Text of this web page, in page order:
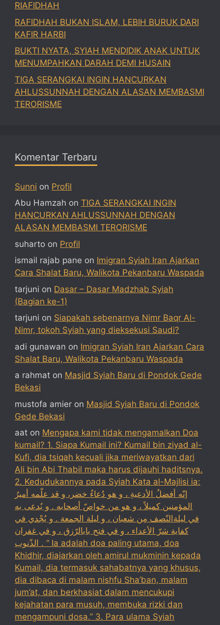
RIAFIDHAH
RAFIDHAH BUKAN ISLAM, LEBIH BURUK DARI
KAFIR HARBI
BUKTI NYATA, SYIAH MENDIDIK ANAK UNTUK
MENUMPAHKAN DARAH DEMI HUSAIN
TIGA SERANGKAI INGIN HANCURKAN
AHLUSSUNNAH DENGAN ALASAN MEMBASMI
TERORISME
Komentar Terbaru
Sunni on Profil
Abu Hamzah on TIGA SERANGKAI INGIN
HANCURKAN AHLUSSUNNAH DENGAN
ALASAN MEMBASMI TERORISME
suharto on Profil
ismail rajab pane on Imigran Syiah Iran Ajarkan
Cara Shalat Baru, Walikota Pekanbaru Waspada
tarjuni on Dasar – Dasar Madzhab Syiah
(Bagian ke-1)
tarjuni on Siapakah sebenarnya Nimr Baqr Al-
Nimr, tokoh Syiah yang dieksekusi Saudi?
adi gunawan on Imigran Syiah Iran Ajarkan Cara
Shalat Baru, Walikota Pekanbaru Waspada
a rahmat on Masjid Syiah Baru di Pondok Gede
Bekasi
mustofa amier on Masjid Syiah Baru di Pondok
Gede Bekasi
aat on Mengapa kami tidak mengamalkan Doa
kumail? 1. Siapa Kumail ini? Kumail bin ziyad al-
Kufi, dia tsiqah kecuali jika meriwayatkan dari
Ali bin Abi Thabil maka harus dijauhi haditsnya.
2. Kedudukannya pada Syiah Kata al-Majlisi ia:
إنّه أفضلُ الأدعيةِ ، و هو دُعاءُ خضر، و قد علّمه أميرُ
المؤمنين كميلاً ، و هو من خواصّ أصحابه . و يُدعى به
في ليلةالنّصف مِن شعبان ، و ليلة الجمعة . و يُجْدي في
كفاية شرّ الأعداء ، و في فتح بابالرّزق ، و في غفران
الذّنوب . “ Ia adalah doa paling utama, doa
Khidhir, diajarkan oleh amirul mukminin kepada
Kumail, dia termasuk sahabatnya yang khusus,
dia dibaca di malam nishfu Sha’ban, malam
jum’at, dan berkhasiat dalam mencukupi
kejahatan para musuh, membuka rizki dan
mengampuni dosa.” 3. Para ulama Syiah